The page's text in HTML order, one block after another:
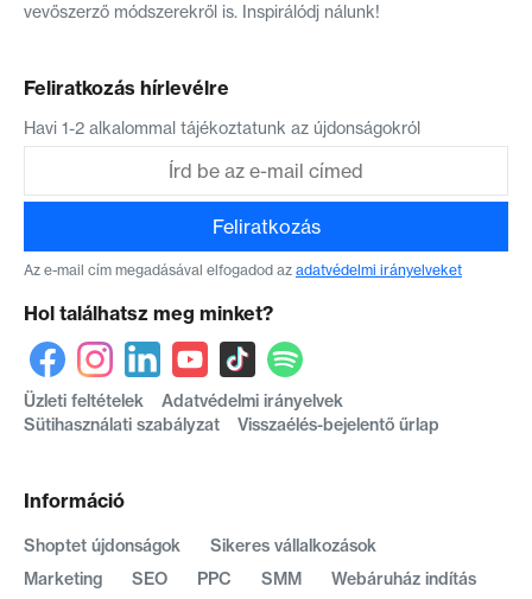
vevőszerző módszerekről is. Inspirálódj nálunk!
Információ
Shoptet újdonságok
Sikeres vállalkozások
Marketing
SEO PPC SMM Webáruház indítás
Feliratkozás hírlevélre
Havi 1-2 alkalommal tájékoztatunk az újdonságokról
Feliratkozás
Az e-mail cím megadásával elfogadod az adatvédelmi irányelveket
Hol találhatsz meg minket?
Üzleti feltételek
Adatvédelmi irányelvek
Sütihasználati szabályzat
Visszaélés-bejelentő űrlap